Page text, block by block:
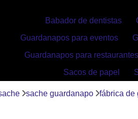
Babador de dentistas
Guardanapos para eventos
Guardanapos para restaurantes
Sacos de papel
sache guardanapo fábrica de